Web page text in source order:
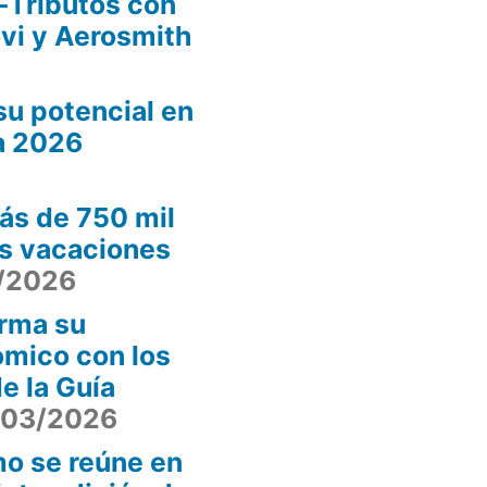
y Aerosmith
potencial en
2026
de 750 mil
vacaciones
su
con los
la Guía
2026
se reúne en